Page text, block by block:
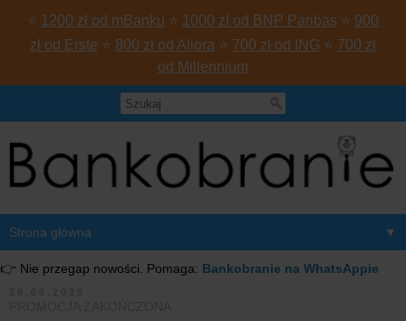
⭐ 1200 zł od mBanku ⭐ 1000 zł od BNP Paribas ⭐ 900
zł od Erste ⭐ 800 zł od Aliora ⭐ 700 zł od ING ⭐ 700 zł
od Millennium
▼
👉 Nie przegap nowości. Pomaga: Bankobranie na WhatsAppie